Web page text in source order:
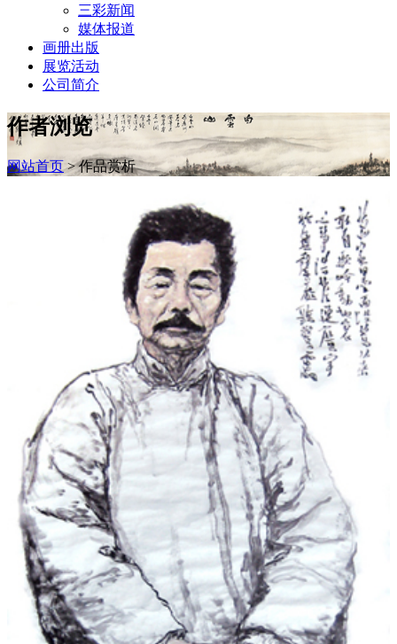
三彩新闻
媒体报道
画册出版
展览活动
公司简介
作者浏览
网站首页 > 作品赏析